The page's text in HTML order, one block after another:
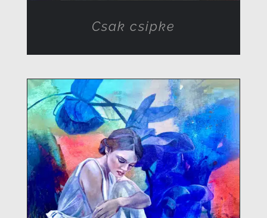
Csak csipke
RÉSZLETEK